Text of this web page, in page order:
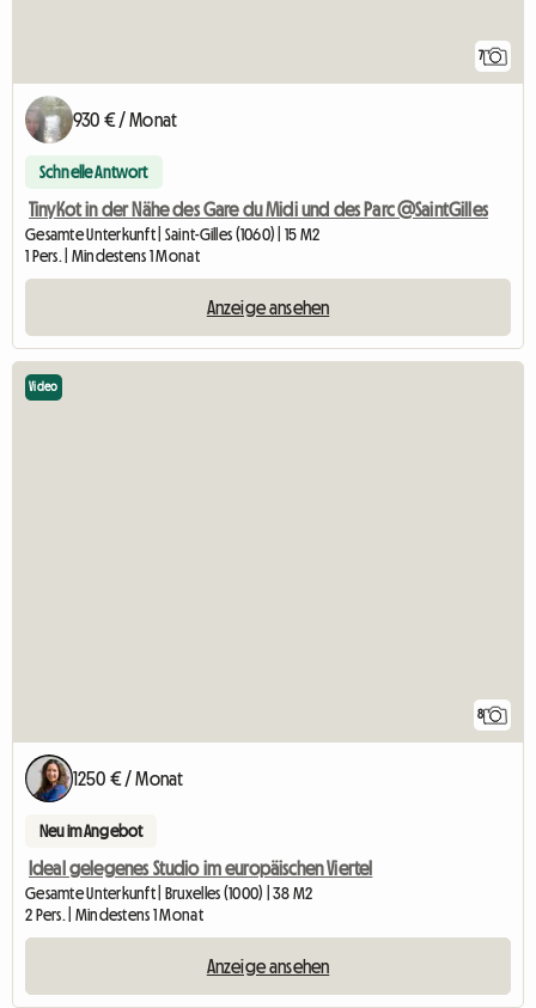
7
930 € / Monat
Schnelle Antwort
TinyKot in der Nähe des Gare du Midi und des Parc @SaintGilles
Gesamte Unterkunft | Saint-Gilles (1060) | 15 M2
1 Pers. | Mindestens 1 Monat
Anzeige ansehen
8
Video
1250 € / Monat
Neu im Angebot
Ideal gelegenes Studio im europäischen Viertel
Gesamte Unterkunft | Bruxelles (1000) | 38 M2
2 Pers. | Mindestens 1 Monat
Anzeige ansehen